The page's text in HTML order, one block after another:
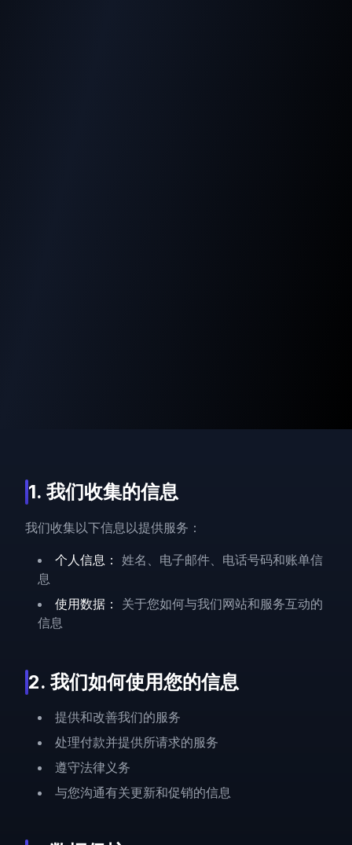
1. 我们收集的信息
我们收集以下信息以提供服务：
个人信息： 姓名、电子邮件、电话号码和账单信
息
使用数据：
关于您如何与我们网站和服务互动的
信息
2. 我们如何使用您的信息
提供和改善我们的服务
处理付款并提供所请求的服务
遵守法律义务
与您沟通有关更新和促销的信息